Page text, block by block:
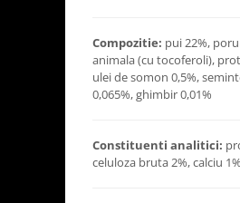
Compozitie: pui 22%,
animala (cu tocoferoli),
ulei de somon 0,5%,
0,065%, ghimbir 0,01%
Constituenti analitici:
celuloza bruta 2%, calciu